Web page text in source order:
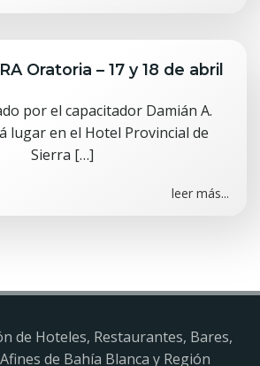
Oratoria – 17 y 18 de abril
por el capacitador Damián A.
lugar en el Hotel Provincial de
Sierra […]
leer más...
de Hoteles, Restaurantes, Bares,
de Bahía Blanca y Región